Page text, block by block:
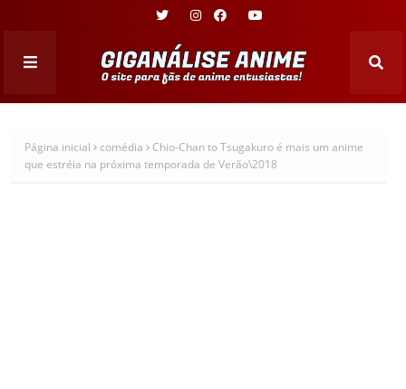
Página inicial comédia
Chio-Chan to Tsugakuro é mais um anime
que estréia na próxima temporada de Verão\2018